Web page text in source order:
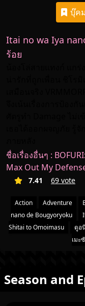
บุ๊ค
Itai no wa Iya
ร้อย
ชื่อเรื่องอื่นๆ :
Max Out My
7.41 69 vote
Action Adventure
nano de Bougyoryoku
Shitai to Omoimasu
ดูอ
เมะ
Season and